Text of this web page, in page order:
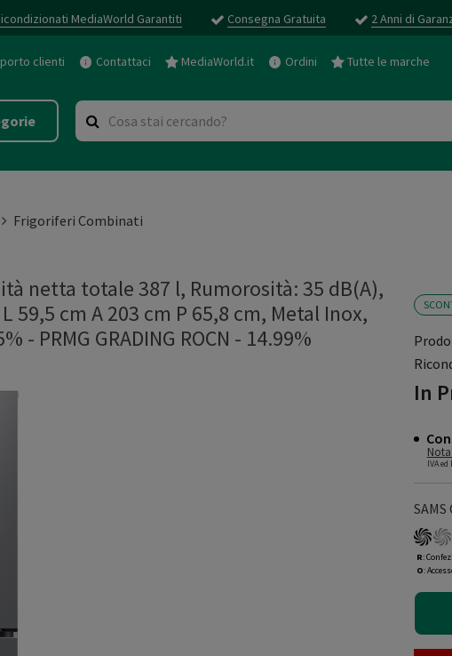
MediaWorld Garantiti Consegna Gratuita 2 Anni di
clienti Contattaci MediaWorld.it Ordini Tutte le marche
Frigoriferi Combinati
netta totale 387 l, Rumorosità: 35 dB(A),
59,5 cm A 203 cm P 65,8 cm, Metal Inox,
- PRMG GRADING ROCN - 14.99%
In
IVA
SAMS
R:
O: